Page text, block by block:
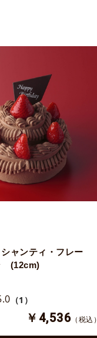
シャンティ・フレー
(12cm)
（1）
￥4,536 （税込）